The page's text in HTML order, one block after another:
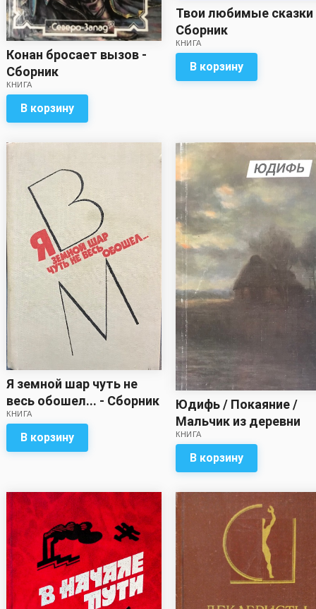
Конан бросает вызов -
Сборник
КНИГА
В корзину
Твои любимые сказки
Сборник
КНИГА
В корзину
Я земной шар чуть не
весь обошел... - Сборник
КНИГА
В корзину
Юдифь / Покаяние /
Мальчик из деревни
Керри - Сборник
КНИГА
В корзину